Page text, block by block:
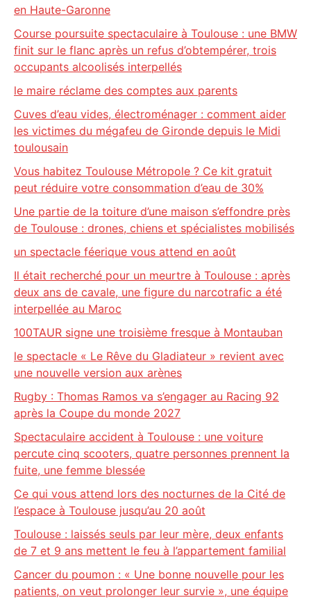
en Haute-Garonne
Course poursuite spectaculaire à Toulouse : une BMW
finit sur le flanc après un refus d’obtempérer, trois
occupants alcoolisés interpellés
le maire réclame des comptes aux parents
Cuves d’eau vides, électroménager : comment aider
les victimes du mégafeu de Gironde depuis le Midi
toulousain
Vous habitez Toulouse Métropole ? Ce kit gratuit
peut réduire votre consommation d’eau de 30%
Une partie de la toiture d’une maison s’effondre près
de Toulouse : drones, chiens et spécialistes mobilisés
un spectacle féerique vous attend en août
Il était recherché pour un meurtre à Toulouse : après
deux ans de cavale, une figure du narcotrafic a été
interpellée au Maroc
100TAUR signe une troisième fresque à Montauban
le spectacle « Le Rêve du Gladiateur » revient avec
une nouvelle version aux arènes
Rugby : Thomas Ramos va s’engager au Racing 92
après la Coupe du monde 2027
Spectaculaire accident à Toulouse : une voiture
percute cinq scooters, quatre personnes prennent la
fuite, une femme blessée
Ce qui vous attend lors des nocturnes de la Cité de
l’espace à Toulouse jusqu’au 20 août
Toulouse : laissés seuls par leur mère, deux enfants
de 7 et 9 ans mettent le feu à l’appartement familial
Cancer du poumon : « Une bonne nouvelle pour les
patients, on veut prolonger leur survie », une équipe